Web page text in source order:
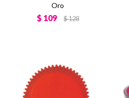
Oro
$ 109 $128